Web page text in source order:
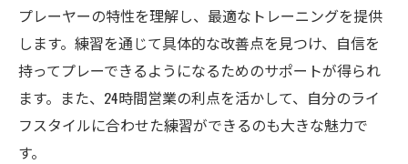
施設の清潔さと快適さが集中力を高める理
由
初心者に優しいサポート体制の紹介
居心地の良さが生む練習のモチベーション
利用者が語る快適さの実感
プレーヤーの特性を理解し、最適なトレーニングを提供
します。練習を通じて具体的な改善点を見つけ、自信を
持ってプレーできるようになるためのサポートが得られ
ます。また、24時間営業の利点を活かして、自分のライ
フスタイルに合わせた練習ができるのも大きな魅力で
す。